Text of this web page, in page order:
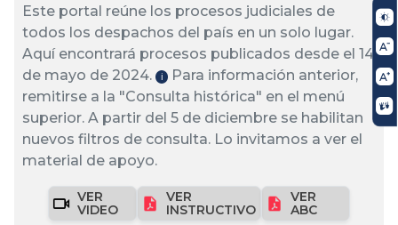
Este portal reúne los procesos judiciales de
todos los despachos del país en un solo lugar.
Aquí encontrará procesos publicados desde el 14
de mayo de 2024.
ℹ️
Para información anterior,
remitirse a la "Consulta histórica" en el menú
superior. A partir del 5 de diciembre se habilitan
nuevos filtros de consulta. Lo invitamos a ver el
material de apoyo.
VER
VIDEO
VER
INSTRUCTIVO
VER
ABC